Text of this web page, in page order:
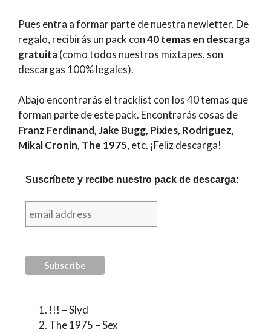
Pues entra a formar parte de nuestra newletter. De
regalo, recibirás un pack con40 temas en descarga
gratuita(como todos nuestros mixtapes, son
descargas 100% legales).
Abajo encontrarás el tracklist con los 40 temas que
forman parte de este pack. Encontrarás cosas de
Franz Ferdinand, Jake Bugg, Pixies, Rodriguez,
Mikal Cronin, The 1975, etc. ¡Feliz descarga!
Suscríbete y recibe nuestro pack de descarga:
!!! – Slyd
The 1975 – Sex